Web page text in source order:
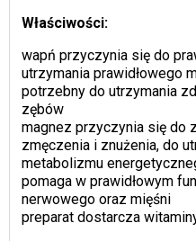
Właściwości:
wapń przyczynia się do
utrzymania prawidłowego
potrzebny do utrzymania
zębów
magnez przyczynia się do
zmęczenia i znużenia, do
metabolizmu
pomaga w prawidłowym
nerwowego oraz mięśni
preparat dostarcza